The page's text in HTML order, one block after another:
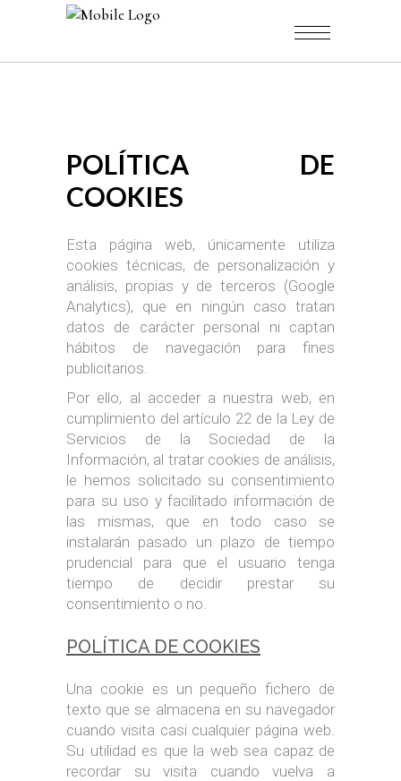
POLÍTICA DE
COOKIES
Esta página web, únicamente utiliza
cookies técnicas, de personalización y
análisis, propias y de terceros (Google
Analytics), que en ningún caso tratan
datos de carácter personal ni captan
hábitos de navegación para fines
publicitarios.
Por ello, al acceder a nuestra web, en
cumplimiento del artículo 22 de la Ley de
Servicios de la Sociedad de la
Información, al tratar cookies de análisis,
le hemos solicitado su consentimiento
para su uso y facilitado información de
las mismas, que en todo caso se
instalarán pasado un plazo de tiempo
prudencial para que el usuario tenga
tiempo de decidir prestar su
consentimiento o no.
POLÍTICA DE COOKIES
Una cookie es un pequeño fichero de
texto que se almacena en su navegador
cuando visita casi cualquier página web.
Su utilidad es que la web sea capaz de
recordar su visita cuando vuelva a